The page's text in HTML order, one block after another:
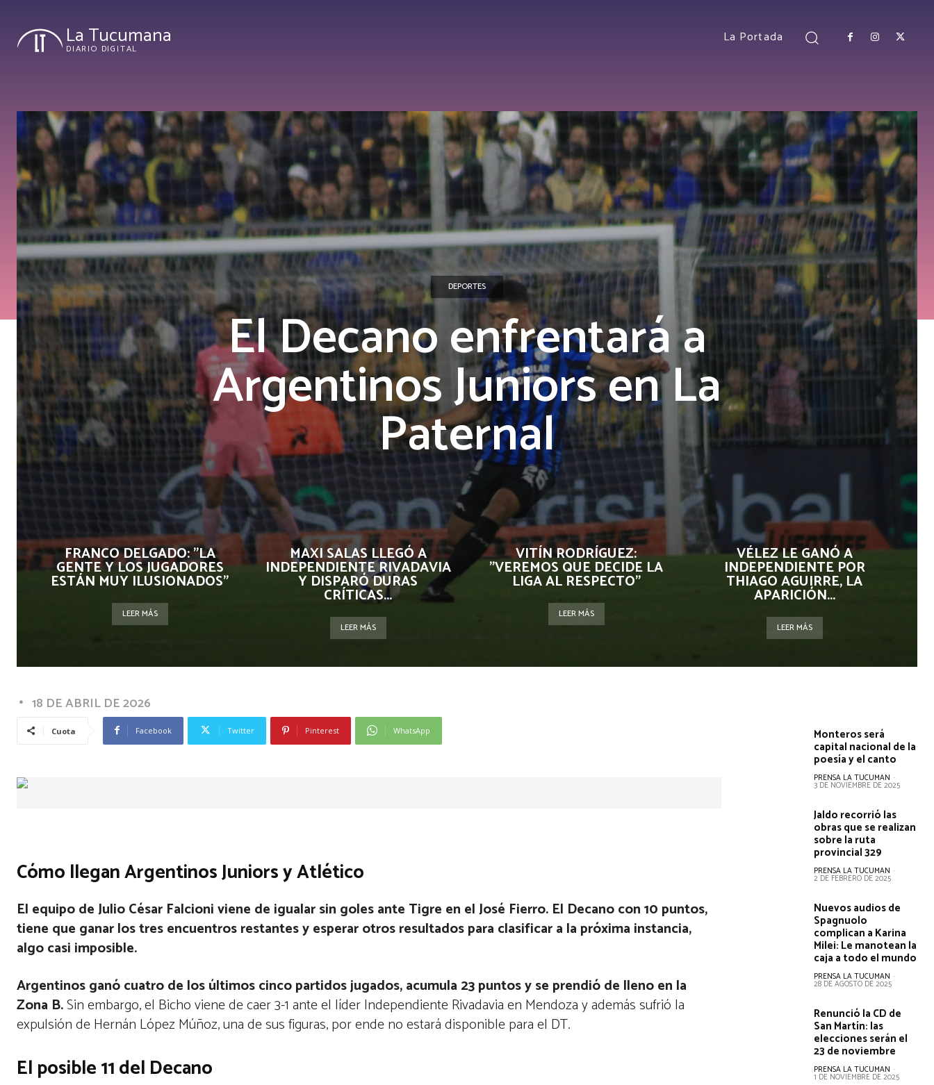
La Tucumana
DIARIO DIGITAL
La Portada
DEPORTES
El Decano enfrentará a
Argentinos Juniors en La
Paternal
FRANCO DELGADO: "LA
GENTE Y LOS JUGADORES
ESTÁN MUY ILUSIONADOS"
LEER MÁS
MAXI SALAS LLEGÓ A
INDEPENDIENTE RIVADAVIA
Y DISPARÓ DURAS
CRÍTICAS...
LEER MÁS
VITÍN RODRÍGUEZ:
"VEREMOS QUE DECIDE LA
LIGA AL RESPECTO"
LEER MÁS
VÉLEZ LE GANÓ A
INDEPENDIENTE POR
THIAGO AGUIRRE, LA
APARICIÓN...
LEER MÁS
18 DE ABRIL DE 2026
Cuota Facebook Twitter Pinterest WhatsApp
Cómo llegan Argentinos Juniors y Atlético
El equipo de Julio César Falcioni viene de igualar sin goles ante Tigre en el José Fierro. El Decano con 10 puntos,
tiene que ganar los tres encuentros restantes y esperar otros resultados para clasificar a la próxima instancia,
algo casi imposible.
Argentinos ganó cuatro de los últimos cinco partidos jugados, acumula 23 puntos y se prendió de lleno en la
Zona B.Sin embargo, el Bicho viene de caer 3-1 ante el líder Independiente Rivadavia en Mendoza y además sufrió la
expulsión de Hernán López Múñoz, una de sus figuras, por ende no estará disponible para el DT.
El posible 11 del Decano
Monteros será
capital nacional de la
poesía y el canto
PRENSA LA TUCUMAN -
3 DE NOVIEMBRE DE 2025
Jaldo recorrió las
obras que se realizan
sobre la ruta
provincial 329
PRENSA LA TUCUMAN -
2 DE FEBRERO DE 2025
Nuevos audios de
Spagnuolo
complican a Karina
Milei: Le manotean la
caja a todo el mundo
PRENSA LA TUCUMAN -
28 DE AGOSTO DE 2025
Renunció la CD de
San Martín: las
elecciones serán el
23 de noviembre
PRENSA LA TUCUMAN -
1 DE NOVIEMBRE DE 2025